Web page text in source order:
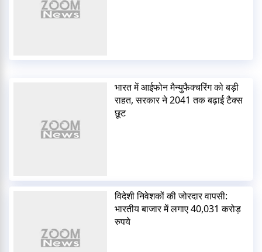
भारत में आईफोन मैन्युफैक्चरिंग को बड़ी
राहत, सरकार ने 2041 तक बढ़ाई टैक्स
छूट
विदेशी निवेशकों की जोरदार वापसी:
भारतीय बाजार में लगाए 40,031 करोड़
रुपये